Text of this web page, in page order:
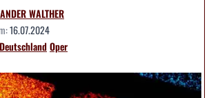
WALTHER
16.07.2024
DeutschlandOper